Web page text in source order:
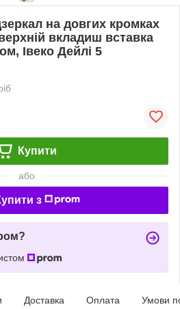
на довгих кромках
вкладиш вставка
Івеко Дейлі 5
Купити
або
з
Доставка Оплата Умови